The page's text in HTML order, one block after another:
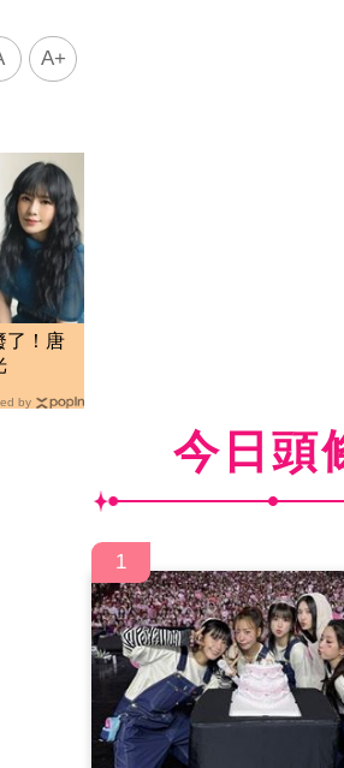
A+
了！唐
by
今日頭
1